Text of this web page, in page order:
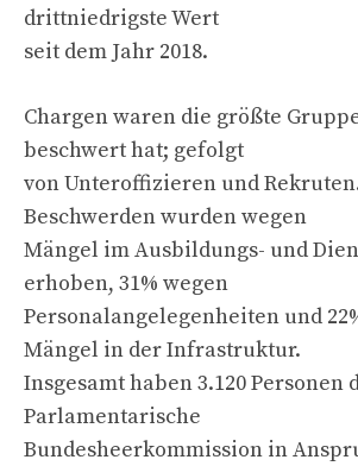
drittniedrigste Wert
seit dem Jahr 2018.
Chargen waren die größte
beschwert hat; gefolgt
von Unteroffizieren und
Beschwerden wurden wegen
Mängel im Ausbildungs- und
erhoben, 31% wegen
Personalangelegenheiten und
Mängel in der Infrastruktur.
Insgesamt haben 3.120 Personen
Parlamentarische
Bundesheerkommission in